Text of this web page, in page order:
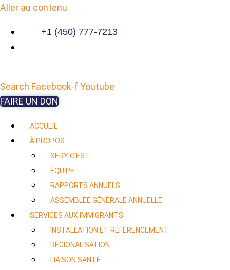
Aller au contenu
+1 (450) 777-7213
Search Facebook-fYoutube
FAIRE UN DON
ACCUEIL
À PROPOS
SERY C’EST…
ÉQUIPE
RAPPORTS ANNUELS
ASSEMBLÉE GÉNÉRALE ANNUELLE
SERVICES AUX IMMIGRANTS
INSTALLATION ET RÉFÉRENCEMENT
RÉGIONALISATION
LIAISON SANTÉ